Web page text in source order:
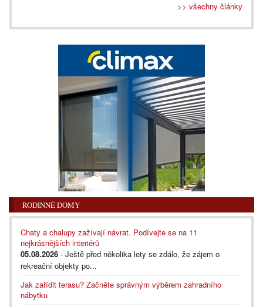
>> všechny články
RODINNÉ DOMY
Chaty a chalupy zažívají návrat. Podívejte se na 11
nejkrásnějších interiérů
05.08.2026 - Ještě před několika lety se zdálo, že zájem o
rekreační objekty po...
Jak zařídit terasu? Začněte správným výběrem zahradního
nábytku